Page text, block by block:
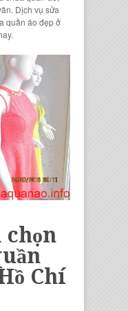
Dịch vụ sửa
quần áo đẹp ở
Chí